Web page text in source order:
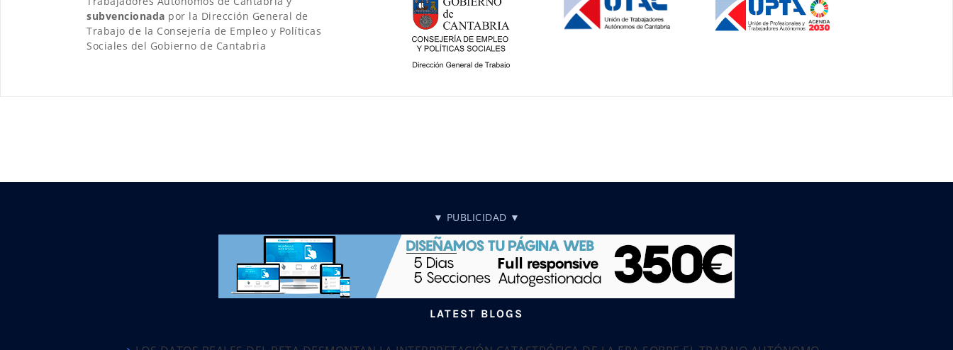
subvencionada por la Dirección General de
Trabajo de la Consejería de Empleo y Políticas
Sociales del Gobierno de Cantabria
▼ PUBLICIDAD ▼
LATEST BLOGS